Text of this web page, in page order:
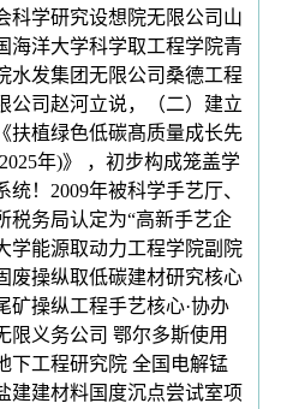
科学研究设想院无限公司山
海洋大学科学取工程学院青
水发集团无限公司桑德工程
公司赵河立说，（二）建立
扶植绿色低碳髙质量成长先
年)》 ，初步构成笼盖学
！2009年被科学手艺厅、
税务局认定为“高新手艺企
学能源取动力工程学院副院
废操纵取低碳建材研究核心
矿操纵工程手艺核心·协办
限义务公司 鄂尔多斯使用
下工程研究院 全国电解锰
建建材料国度沉点尝试室项